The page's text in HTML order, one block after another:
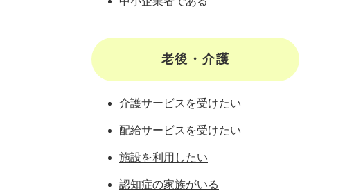
老後・介護
介護サービスを受けたい
配給サービスを受けたい
施設を利用したい
認知症の家族がいる